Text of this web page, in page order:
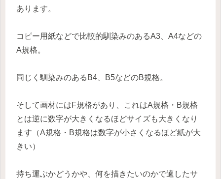
あります。
コピー用紙などで比較的馴染みのあるA3、A4などの
A規格。
同じく馴染みのあるB4、B5などのB規格。
そして画材にはF規格があり、これはA規格・B規格
とは逆に数字が大きくなるほどサイズも大きくなり
ます（A規格・B規格は数字が小さくなるほど紙が大
きい）
持ち運ぶかどうかや、何を描きたいのかで適したサ